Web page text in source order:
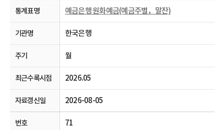
예금은행 원화예금(예금주별，말잔)
한국은행
월
2026.05
2026-08-05
71